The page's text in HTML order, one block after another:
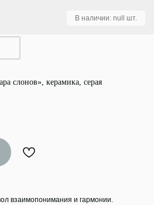
слонов», керамика, серая
взаимопонимания и гармонии.